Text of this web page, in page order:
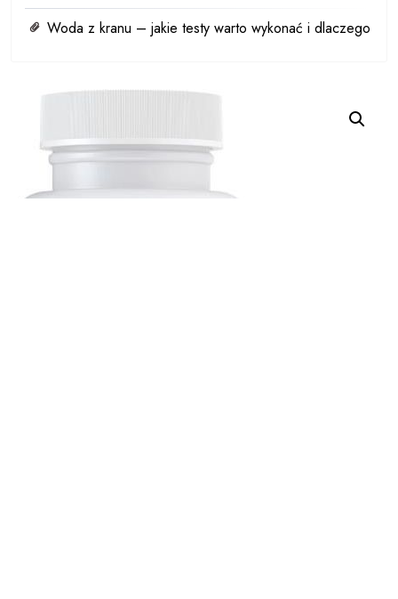
Woda z kranu – jakie testy warto wykonać i dlaczego